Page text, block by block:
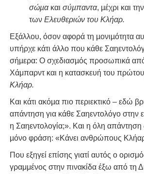
σώµακαι σύµπαντα, µέχρι και
των Ελευθεριών του Κλήαρ.
Εξάλλου, όσον αφορά τη µονιµότητα
υπήρχε κάτι άλλο που κάθε
σήµερα: Ο σχεδιασµός προσωπικά
Χάμπαρντ και η κατασκευή του πρώτου
Κλήαρ.
Και κάτι ακόµα πιο περιεκτικό – εδώ
απάντηση για κάθε Σαηεντολόγο στην
η Σαηεντολογία;». Και η όλη απάντηση
µόνο φράση: «Κάνει ανθρώπους
Που εξηγεί επίσης γιατί αυτός ο
γραμμένος στην πινακίδα έξω από τη